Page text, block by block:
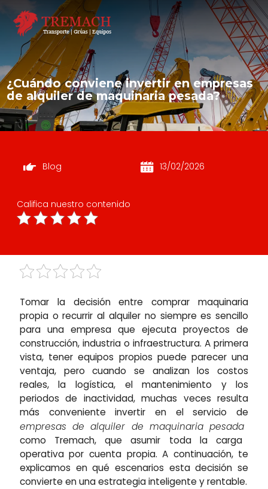
¿Cuándo conviene invertir en empresas
de alquiler de maquinaria pesada?
Blog 13/02/2026
Califica nuestro contenido
Tomar la decisión entre comprar maquinaria
propia o recurrir al alquiler no siempre es sencillo
para una empresa que ejecuta proyectos de
construcción, industria o infraestructura. A primera
vista, tener equipos propios puede parecer una
ventaja, pero cuando se analizan los costos
reales, la logística, el mantenimiento y los
periodos de inactividad, muchas veces resulta
más conveniente invertir en el servicio de
empresas de alquiler de maquinaria pesada
como Tremach, que asumir toda la carga
operativa por cuenta propia. A continuación, te
explicamos en qué escenarios esta decisión se
convierte en una estrategia inteligente y rentable.